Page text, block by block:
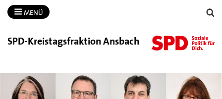
MENÜ
SPD-​Kreistagsfraktion Ansbach